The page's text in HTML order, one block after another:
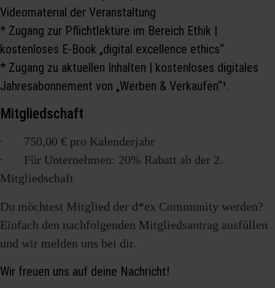
Videomaterial der Veranstaltung
* Zugang zur Pflichtlektüre im Bereich Ethik |
kostenloses E-Book „digital excellence ethics“
* Zugang zu aktuellen Inhalten | kostenloses digitales
Jahresabonnement von „Werben & Verkaufen“¹.
Mitgliedschaft
· 750,00 € pro Kalenderjahr
· Für Unternehmen: 20% Rabatt ab der 2.
Mitgliedschaft
Du möchtest Mitglied der d*ex Community werden?
Einfach den nachfolgenden Mitgliedsantrag ausfüllen
und wir melden uns bei dir.
Wir freuen uns auf deine Nachricht!